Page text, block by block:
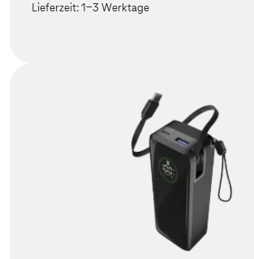
Lieferzeit:1-3 Werktage